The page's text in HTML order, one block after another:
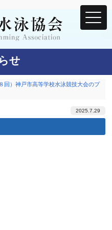
せ
回）神戸市高等学校水泳競技大会のプ
2025.7.29